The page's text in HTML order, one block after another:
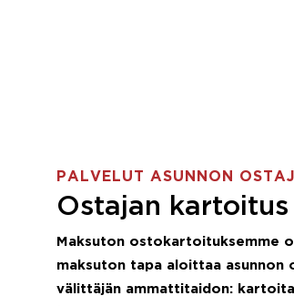
PALVELUT ASUNNON
Ostajan kartoitus
Maksuton ostokartoituksemme
maksuton tapa aloittaa asunnon
välittäjän ammattitaidon: